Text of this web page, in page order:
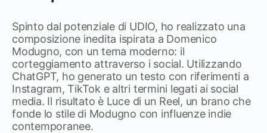
Spinto dal potenziale di UDIO, ho realizzato una
composizione inedita ispirata a Domenico
Modugno, con un tema moderno: il
corteggiamento attraverso i social. Utilizzando
ChatGPT, ho generato un testo con riferimenti a
Instagram, TikTok e altri termini legati ai social
media. Il risultato è Luce di un Reel, un brano che
fonde lo stile di Modugno con influenze indie
contemporanee.